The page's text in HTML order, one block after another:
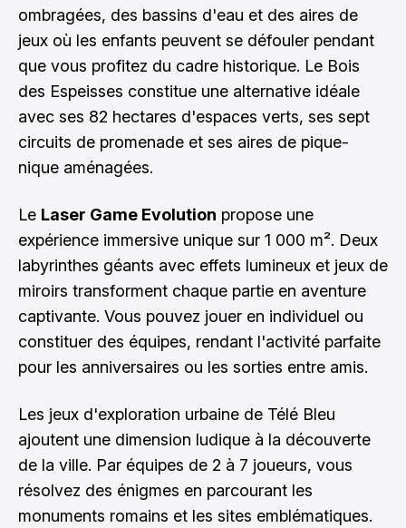
ombragées, des bassins d'eau et des aires de
jeux où les enfants peuvent se défouler pendant
que vous profitez du cadre historique. Le Bois
des Espeisses constitue une alternative idéale
avec ses 82 hectares d'espaces verts, ses sept
circuits de promenade et ses aires de pique-
nique aménagées.
Le Laser Game Evolution propose une
expérience immersive unique sur 1 000 m². Deux
labyrinthes géants avec effets lumineux et jeux de
miroirs transforment chaque partie en aventure
captivante. Vous pouvez jouer en individuel ou
constituer des équipes, rendant l'activité parfaite
pour les anniversaires ou les sorties entre amis.
Les jeux d'exploration urbaine de Télé Bleu
ajoutent une dimension ludique à la découverte
de la ville. Par équipes de 2 à 7 joueurs, vous
résolvez des énigmes en parcourant les
monuments romains et les sites emblématiques.